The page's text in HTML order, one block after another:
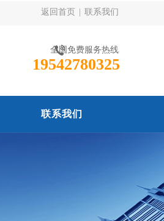
返回首页 联系我们
全国免费服务热线
19542780325
联系我们